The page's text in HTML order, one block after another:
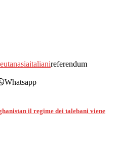
eutanasiaitalianireferendum
Whatsapp
il regime dei talebani viene